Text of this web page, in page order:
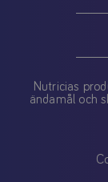
Nutricias
ändamål och